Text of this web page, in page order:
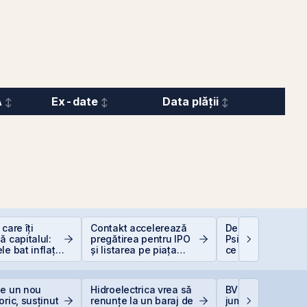
Ex-date Data plății
îți
capitalul:
bat inflația
Contakt accelerează
pregătirea pentru IPO
și listarea pe piața
AeRO a BVB
De la Caritas la
Psihologia fricii
ce 98,5% dintre
evită investițiile
un nou
susținut
Hidroelectrica vrea să
renunțe la un baraj de
BVB încheie
jumătate din